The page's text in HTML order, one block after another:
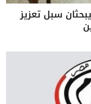
سبل تعزيز